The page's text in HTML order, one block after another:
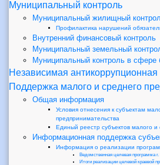
Муниципальный контроль
Муниципальный жилищный
Профилактика нарушений
Внутренний финансовый контроль
Муниципальный земельный
Муниципальный контроль в сфере
Независимая антикоррупционная
Поддержка малого и среднего
Общая информация
Условия отнесения к субъектам
предпринимательства
Единый реестр субъектов малого и
Информационная поддержка
Информация о реализации
Ведомственная целевая программа г.
Итоги реализации целевой краевой